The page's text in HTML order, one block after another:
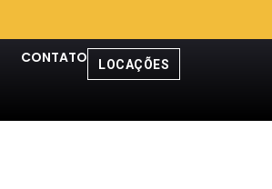
CONTATO LOCAÇÕES